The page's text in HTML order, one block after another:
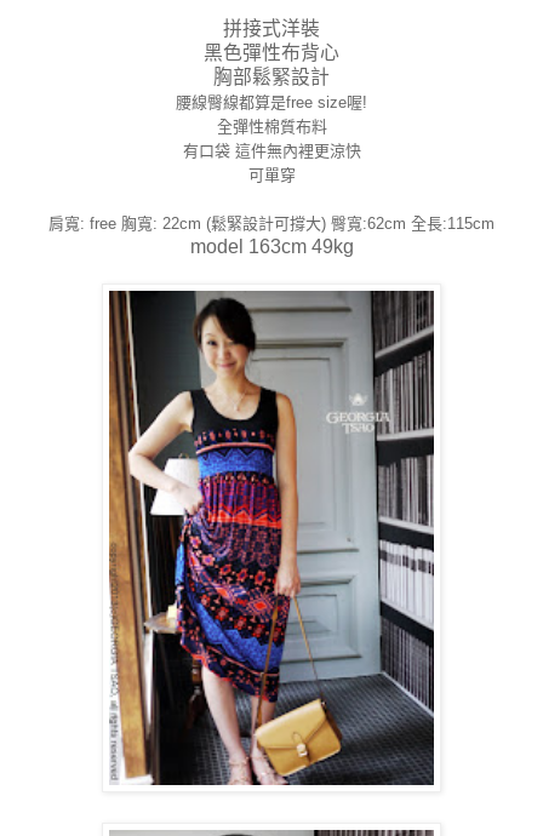
拼接式洋裝
黑色彈性布背心
胸部鬆緊設計
腰線臀線都算是free size喔!
全彈性棉質布料
有口袋 這件無內裡更涼快
可單穿
肩寬: free 胸寬: 22cm (鬆緊設計可撐大) 臀寬:62cm 全長:115cm
model 163cm 49kg